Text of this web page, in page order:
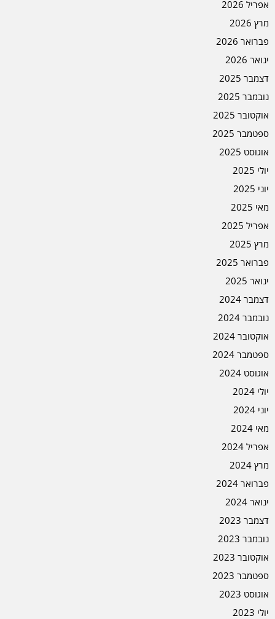
אפריל 2026
מרץ 2026
פברואר 2026
ינואר 2026
דצמבר 2025
נובמבר 2025
אוקטובר 2025
ספטמבר 2025
אוגוסט 2025
יולי 2025
יוני 2025
מאי 2025
אפריל 2025
מרץ 2025
פברואר 2025
ינואר 2025
דצמבר 2024
נובמבר 2024
אוקטובר 2024
ספטמבר 2024
אוגוסט 2024
יולי 2024
יוני 2024
מאי 2024
אפריל 2024
מרץ 2024
פברואר 2024
ינואר 2024
דצמבר 2023
נובמבר 2023
אוקטובר 2023
ספטמבר 2023
אוגוסט 2023
יולי 2023